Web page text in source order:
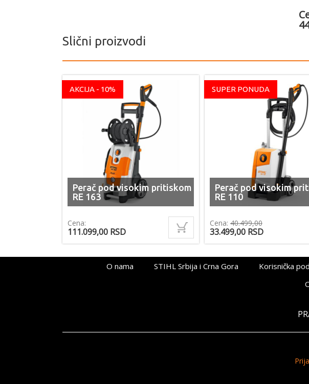
Slični proizvodi
AKCIJA - 10%
Perač pod visokim pritiskom
RE 163
Cena:
111.099,00 RSD
SUPER PONUDA
Perač pod visokim
RE 110
Cena:40.499,00
33.499,00 RSD
O nama STIHL Srbija i Crna Gora Korisnička